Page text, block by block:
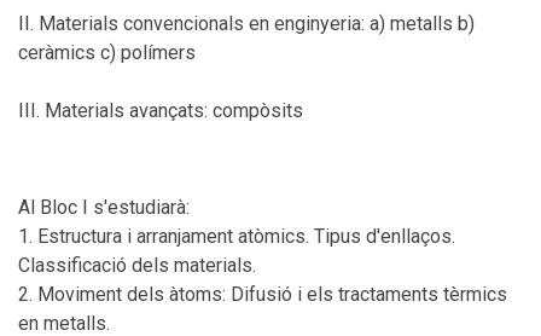
II. Materials convencionals en enginyeria: a) metalls b)
ceràmics c) polímers
III. Materials avançats: compòsits
Al Bloc I s'estudiarà:
1. Estructura i arranjament atòmics. Tipus d'enllaços.
Classificació dels materials.
2. Moviment dels àtoms: Difusió i els tractaments tèrmics
en metalls.